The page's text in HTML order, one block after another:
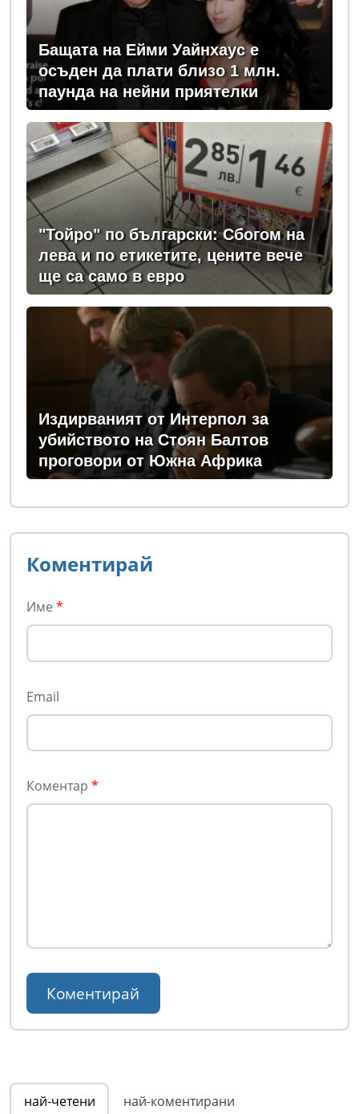
Бащата на Ейми Уайнхаус е
осъден да плати близо 1 млн.
паунда на нейни приятелки
"Тойро" по български: Сбогом на
лева и по етикетите, цените вече
ще са само в евро
Издирваният от Интерпол за
убийството на Стоян Балтов
проговори от Южна Африка
Коментирай
Име *
Email
Коментар *
най-четени най-коментирани